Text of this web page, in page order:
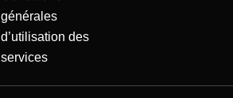
générales
d’utilisation des
services